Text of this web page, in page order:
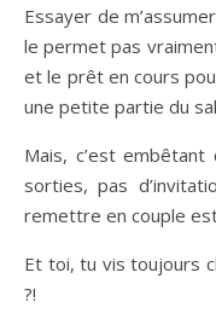
Essayer de
le permet pas
et le prêt en cours
une petite partie du
Mais, c’est
sorties, pas
remettre en couple
Et toi, tu vis toujours
?!